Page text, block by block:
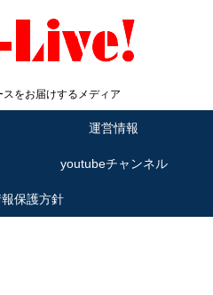
をお届けするメディア
運営情報
youtubeチャンネル
保護方針